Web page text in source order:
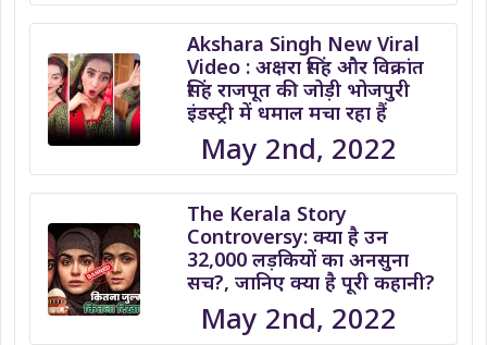
Akshara Singh New Viral
Video : अक्षरा सिंह और विक्रांत
सिंह राजपूत की जोड़ी भोजपुरी
इंडस्ट्री में धमाल मचा रहा हैं
May 2nd, 2022
The Kerala Story
Controversy: क्या है उन
32,000 लड़कियों का अनसुना
सच?, जानिए क्या है पूरी कहानी?
May 2nd, 2022